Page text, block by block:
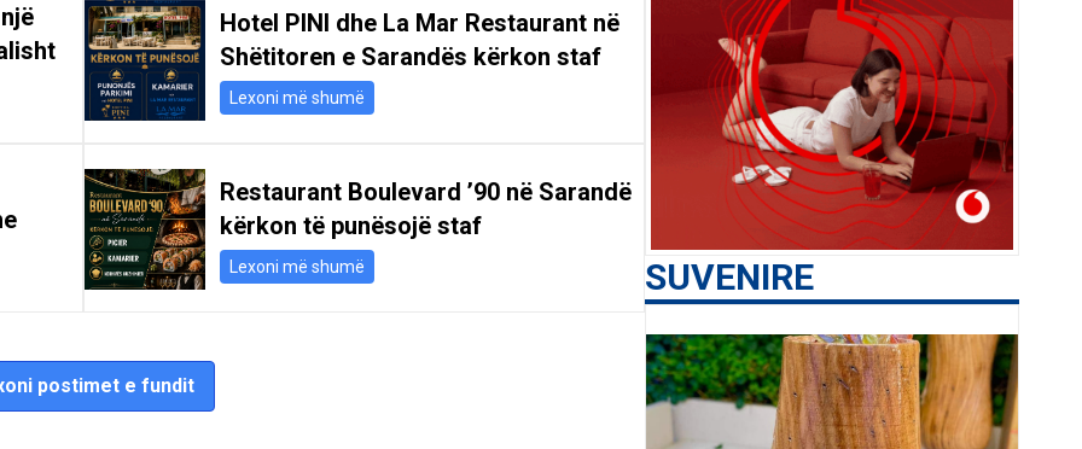
Hotel PINI dhe La Mar Restaurant në
Shëtitoren e Sarandës kërkon staf
Lexoni më shumë
Restaurant Boulevard ’90 në Sarandë
kërkon të punësojë staf
Lexoni më shumë
postimet e fundit
SUVENIRE